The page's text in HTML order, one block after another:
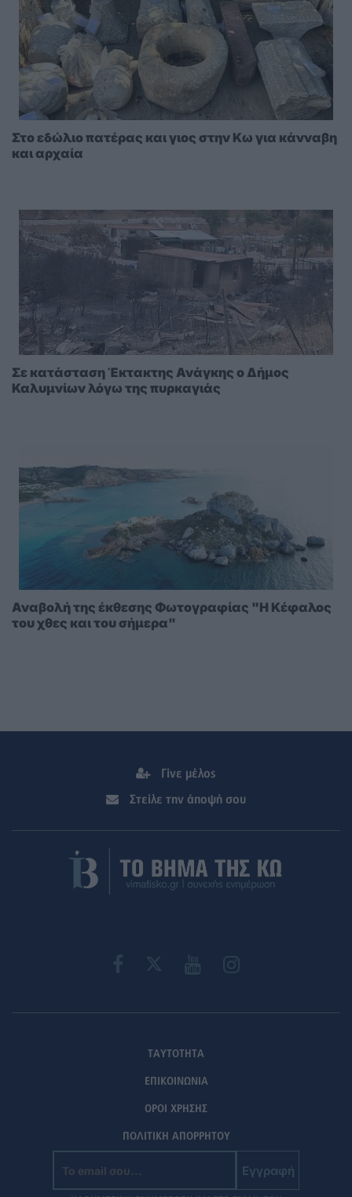
Στο εδώλιο πατέρας και γιος στην Κω για κάνναβη
και αρχαία
Σε κατάσταση Έκτακτης Ανάγκης ο Δήμος
Καλυμνίων λόγω της πυρκαγιάς
Αναβολή της έκθεσης Φωτογραφίας "Η Κέφαλος
του χθες και του σήμερα"
Γίνε μέλος
Στείλε την άποψή σου
ΤΑΥΤΟΤΗΤΑ
ΕΠΙΚΟΙΝΩΝΙΑ
ΟΡΟΙ ΧΡΗΣΗΣ
ΠΟΛΙΤΙΚΗ ΑΠΟΡΡΗΤΟΥ
Εγγραφή